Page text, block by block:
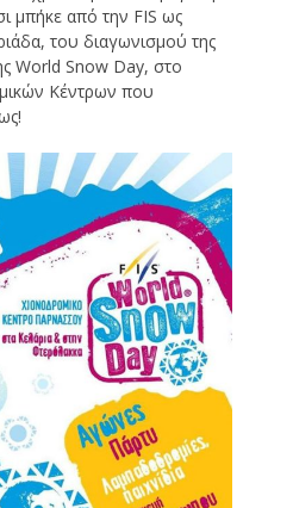
μπήκε από την FIS ως
του διαγωνισμού της
World Snow Day, στο
Κέντρων που